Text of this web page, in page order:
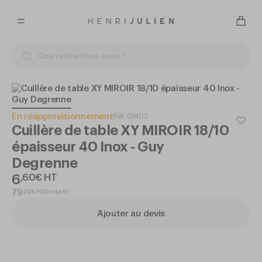
En réapprovisionnementRéf. GM02
Cuillère de table XY MIROIR 18/10
épaisseur 40 Inox - Guy
Degrenne
6,60€ HT
79, 20€ HT/lot de 12
Ajouter au devis